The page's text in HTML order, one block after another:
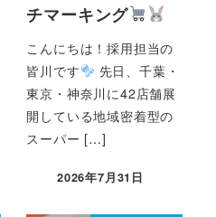
チマーキング
こんにちは！採用担当の
皆川です
先日、千葉・
東京・神奈川に42店舗展
開している地域密着型の
スーパー […]
2026年7月31日